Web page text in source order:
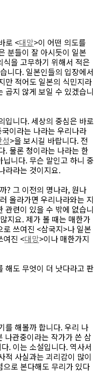
로 <대망>이 어떤 의도를
분들이 잘 아시듯이 일본
을 고무하기 위해서 적은
니다. 일본인들의 입장에서
만 적어도 일본의 식민지라
곱지 않게 보일 수 있겠습니
입니다. 세상의 중심은 바로
이라는 나라는 우리나라
>을 보시길 바랍니다. 전
. 물론 청이라는 나라는 한
니다. 무슨 말인고 하니 중
라라는 것이지요.
? 그 이전의 명나라, 원나
올라가면 우리나라와는 지
관련이 있을 수 밖에 없습니
지요. 제가 볼 때는 매한가
쓰여진 <삼국지>나 일본
여진 <대망>이나 매한가지
해도 무엇이 더 낫다라고 판
를 해볼까 합니다. 우리 나
나관중이라는 작가가 쓴 삼
. 이는 소설입니다. 역사서
적 사실과는 괴리감이 많이
로 본다해도 무리가 있다